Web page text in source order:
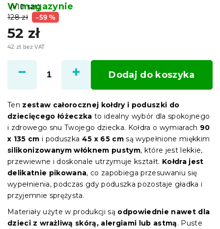
128 zł –59 %
52 zł
42 zł bez VAT
jednostkowa:
W magazynie
(>10 szt)
Dodaj do koszyka
Ten zestaw całorocznej kołdry i poduszki do
dziecięcego łóżeczka to idealny wybór dla spokojnego
i zdrowego snu Twojego dziecka. Kołdra o wymiarach 90
x 135 cm i poduszka 45 x 65 cm są wypełnione miękkim
silikonizowanym włóknem pustym, które jest lekkie,
przewiewne i doskonale utrzymuje kształt. Kołdra jest
delikatnie pikowana, co zapobiega przesuwaniu się
wypełnienia, podczas gdy poduszka pozostaje gładka i
przyjemnie sprężysta.
Materiały użyte w produkcji są odpowiednie nawet dla
dzieci z wrażliwą skórą, alergiami lub astmą. Puste